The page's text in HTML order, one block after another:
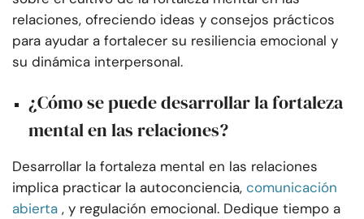
relaciones, ofreciendo ideas y consejos prácticos
para ayudar a fortalecer su resiliencia emocional y
su dinámica interpersonal.
¿Cómo se puede desarrollar la fortaleza
mental en las relaciones?
Desarrollar la fortaleza mental en las relaciones
implica practicar la autoconciencia, comunicación
abierta , y regulación emocional. Dedique tiempo a